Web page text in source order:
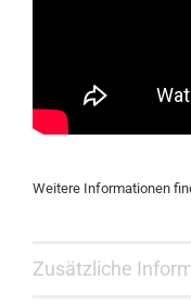
Weitere Informationen
Zusätzliche